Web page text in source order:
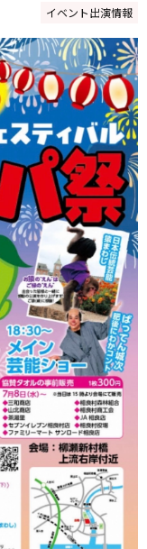
イベント出演情報